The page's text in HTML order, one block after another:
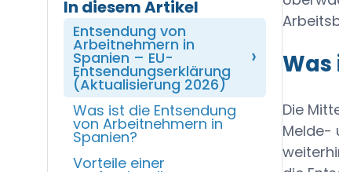
In diesem Artikel
Entsendung von
Arbeitnehmern in
Spanien – EU-
Entsendungserklärung
(Aktualisierung 2026)
Was ist die Entsendung
von Arbeitnehmern in
Spanien?
Vorteile einer
Die
Melde-